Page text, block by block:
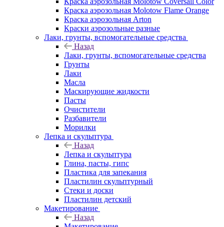
Краска аэрозольная Molotow Flame Orange
Краска аэрозольная Arton
Краски аэрозольные разные
Лаки, грунты, вспомогательные средства
Назад
Лаки, грунты, вспомогательные средства
Грунты
Лаки
Масла
Маскирующие жидкости
Пасты
Очистители
Разбавители
Морилки
Лепка и скульптура
Назад
Лепка и скульптура
Глина, пасты, гипс
Пластика для запекания
Пластилин скульптурный
Стеки и доски
Пластилин детский
Макетирование
Назад